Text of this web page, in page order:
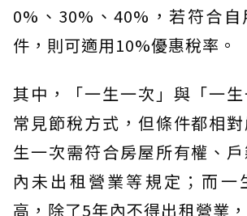
0%、30%、40%，若符合自
件，則可適用10%優惠稅率。
其中，「一生一次」與「一
常見節稅方式，但條件都相
生一次需符合房屋所有權、
內未出租營業等規定；而一
高，除了5年內不得出租營業